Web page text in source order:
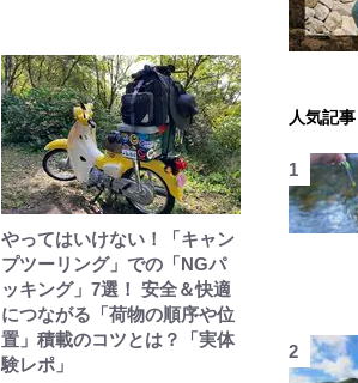
やってはいけない！「キャン
プツーリング」での「NGパ
ッキング」7選！ 安全＆快適
につながる「荷物の順序や位
置」積載のコツとは？「実体
験レポ」
人気記事